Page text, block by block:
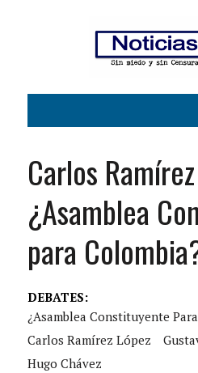
Carlos
¿Asamblea
para
DEBATES:
¿Asamblea Constituyente
Carlos Ramírez López
Hugo Chávez